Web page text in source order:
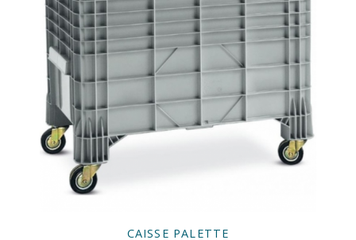
CAISSE PALETTE